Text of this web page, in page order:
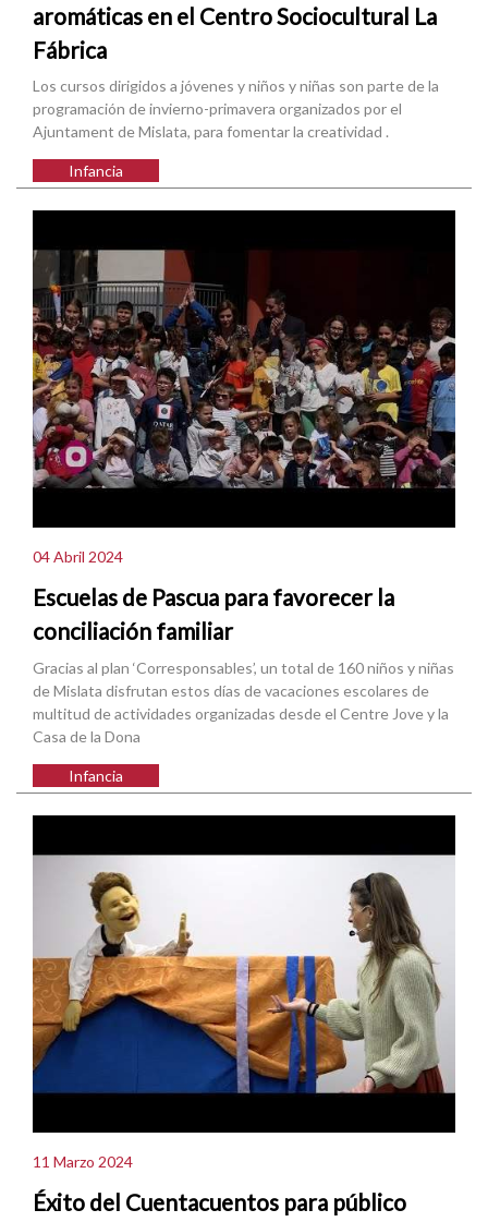
aromáticas en el Centro Sociocultural La
Fábrica
Los cursos dirigidos a jóvenes y niños y niñas son parte de la
programación de invierno-primavera organizados por el
Ajuntament de Mislata, para fomentar la creatividad .
Infancia
04 Abril 2024
Escuelas de Pascua para favorecer la
conciliación familiar
Gracias al plan ‘Corresponsables’, un total de 160 niños y niñas
de Mislata disfrutan estos días de vacaciones escolares de
multitud de actividades organizadas desde el Centre Jove y la
Casa de la Dona
Infancia
11 Marzo 2024
Éxito del Cuentacuentos para público